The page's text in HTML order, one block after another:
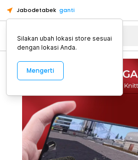
Jabodetabek ganti
Alat Kopi
Silakan ubah lokasi store sesuai
dengan lokasi Anda.
Mengerti